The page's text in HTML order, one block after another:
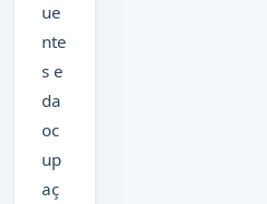
ue
nte
s e
da
oc
up
aç